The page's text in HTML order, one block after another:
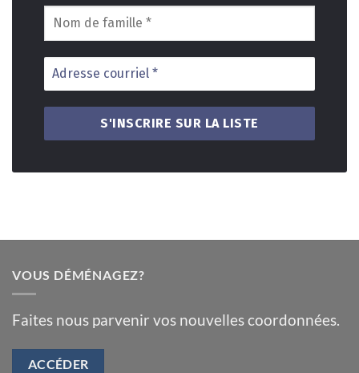
VOUS DÉMÉNAGEZ?
Faites nous parvenir vos nouvelles coordonnées.
ACCÉDER